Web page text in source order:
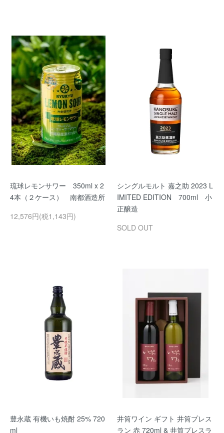
琉球レモンサワー 350ml x 2
4本（２ケース） 南都酒造所
12,576円(税1,143円)
シングルモルト 嘉之助 2023 L
IMITED EDITION 700ml 小
正醸造
SOLD OUT
豊永蔵 有機いも焼酎 25% 720
ml
井筒ワイン ギフト 井筒プレス
ラン 赤 720ml & 井筒プレスラ